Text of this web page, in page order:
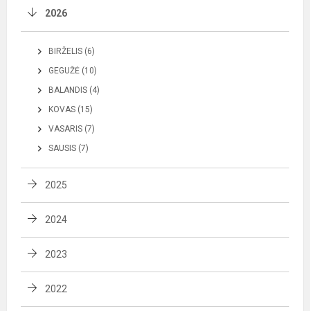
2026
BIRŽELIS (6)
GEGUŽĖ (10)
BALANDIS (4)
KOVAS (15)
VASARIS (7)
SAUSIS (7)
2025
2024
2023
2022